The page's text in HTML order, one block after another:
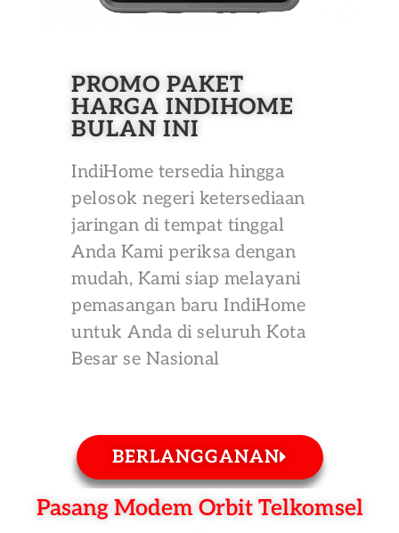
PROMO PAKET
HARGA INDIHOME
BULAN INI
IndiHome tersedia hingga
pelosok negeri ketersediaan
jaringan di tempat tinggal
Anda Kami periksa dengan
mudah, Kami siap melayani
pemasangan baru IndiHome
untuk Anda di seluruh Kota
Besar se Nasional
BERLANGGANAN
Pasang Modem Orbit Telkomsel